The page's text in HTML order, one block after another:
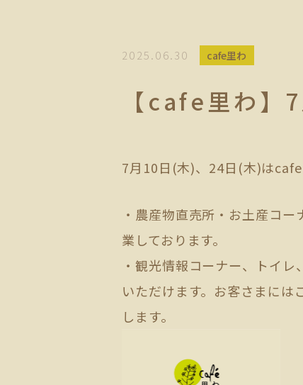
2025.06.30 cafe里わ
【cafe里わ】
7月10日(木)、24日(木)はcafe
・農産物直売所・お土産コ
業しております。
・観光情報コーナー、トイ
いただけます。お客さまには
します。